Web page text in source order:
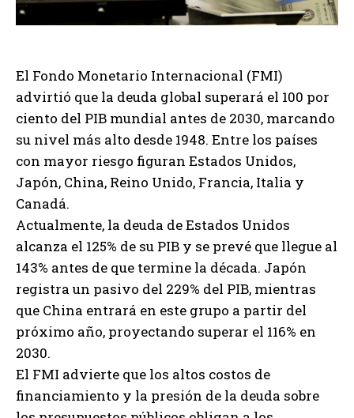
El Fondo Monetario Internacional (FMI)
advirtió que la deuda global superará el 100 por
ciento del PIB mundial antes de 2030, marcando
su nivel más alto desde 1948. Entre los países
con mayor riesgo figuran Estados Unidos,
Japón, China, Reino Unido, Francia, Italia y
Canadá.
Actualmente, la deuda de Estados Unidos
alcanza el 125% de su PIB y se prevé que llegue al
143% antes de que termine la década. Japón
registra un pasivo del 229% del PIB, mientras
que China entrará en este grupo a partir del
próximo año, proyectando superar el 116% en
2030.
El FMI advierte que los altos costos de
financiamiento y la presión de la deuda sobre